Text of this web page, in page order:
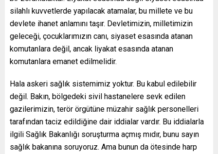
silahlı kuvvetlerde yapılacak atamalar, bu millete ve bu
devlete ihanet anlamını taşır. Devletimizin, milletimizin
geleceği, çocuklarımızın canı, siyaset esasında atanan
komutanlara değil, ancak liyakat esasında atanan
komutanlara emanet edilmelidir.
Hala askeri sağlık sistemimiz yoktur. Bu kabul edilebilir
değil. Bakın, bölgedeki sivil hastanelere sevk edilen
gazilerimizin, terör örgütüne müzahir sağlık personelleri
tarafından taciz edildiğine dair iddialar vardır. Bu iddialarla
ilgili Sağlık Bakanlığı soruşturma açmış mıdır, bunu sayın
sağlık bakanına soruyoruz. Ama bunun da ötesinde harp